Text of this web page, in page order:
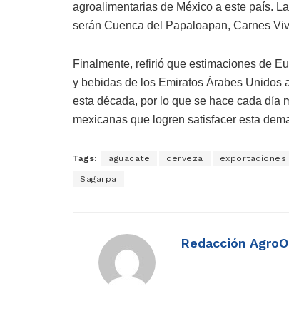
agroalimentarias de México a este país.
serán Cuenca del Papaloapan, Carnes
Finalmente, refirió que estimaciones de
y bebidas de los Emiratos Árabes Unidos
esta década, por lo que se hace cada día
mexicanas que logren satisfacer esta
Tags: aguacate cerveza exportaciones
Sagarpa
Redacción